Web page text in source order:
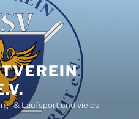
& Laufsport und vieles